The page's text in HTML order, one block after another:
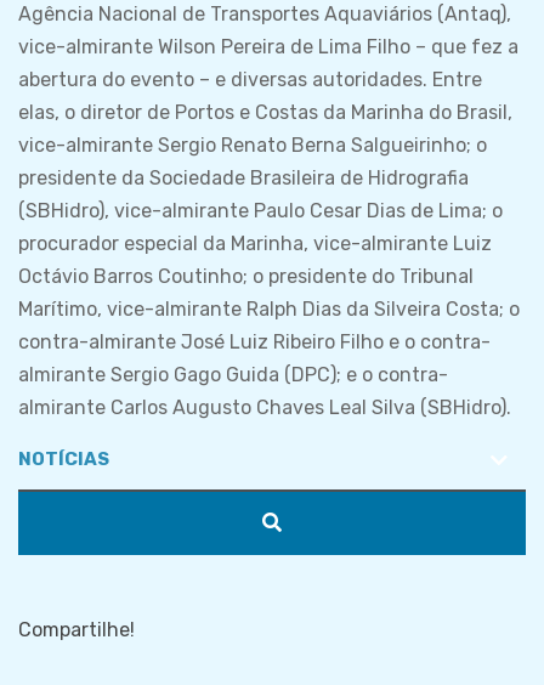
Agência Nacional de Transportes Aquaviários (Antaq),
vice-almirante Wilson Pereira de Lima Filho – que fez a
abertura do evento – e diversas autoridades. Entre
elas, o diretor de Portos e Costas da Marinha do Brasil,
vice-almirante Sergio Renato Berna Salgueirinho; o
presidente da Sociedade Brasileira de Hidrografia
(SBHidro), vice-almirante Paulo Cesar Dias de Lima; o
procurador especial da Marinha, vice-almirante Luiz
Octávio Barros Coutinho; o presidente do Tribunal
Marítimo, vice-almirante Ralph Dias da Silveira Costa; o
contra-almirante José Luiz Ribeiro Filho e o contra-
almirante Sergio Gago Guida (DPC); e o contra-
almirante Carlos Augusto Chaves Leal Silva (SBHidro).
Compartilhe!